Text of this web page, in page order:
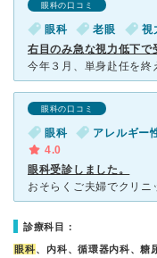
眼科の口コミ
眼科 老眼 視
右目のみ急な視力低下
眼科の口コミ
眼科 アレルギー
4.0
眼科受診しました。
診療科目：
眼科、内科、循環器内科、糖